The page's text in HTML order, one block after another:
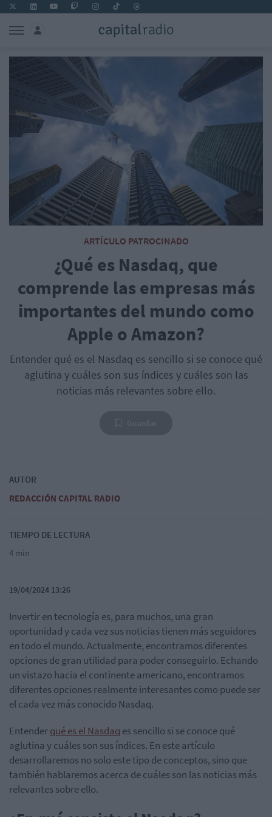
ARTÍCULO PATROCINADO
¿Qué es Nasdaq, que
comprende las empresas más
importantes del mundo como
Apple o Amazon?
Entender qué es el Nasdaq es sencillo si se conoce qué
aglutina y cuáles son sus índices y cuáles son las
noticias más relevantes sobre ello.
AUTOR
REDACCIÓN CAPITAL RADIO
TIEMPO DE LECTURA
4 min
19/04/2024 13:26
Invertir en tecnología es, para muchos, una gran
oportunidad y cada vez sus noticias tienen más seguidores
en todo el mundo. Actualmente, encontramos diferentes
opciones de gran utilidad para poder conseguirlo. Echando
un vistazo hacia el continente americano, encontramos
diferentes opciones realmente interesantes como puede ser
el cada vez más conocido Nasdaq.
Entenderqué es el Nasdaq es sencillo si se conoce qué
aglutina y cuáles son sus índices. En este artículo
desarrollaremos no solo este tipo de conceptos, sino que
también hablaremos acerca de cuáles son las noticias más
relevantes sobre ello.